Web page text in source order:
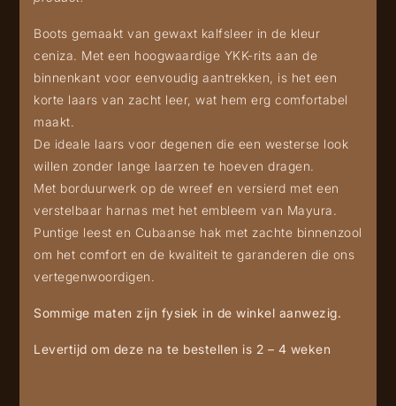
Boots gemaakt van gewaxt kalfsleer in de kleur
ceniza. Met een hoogwaardige YKK-rits aan de
binnenkant voor eenvoudig aantrekken, is het een
korte laars van zacht leer, wat hem erg comfortabel
maakt.
De ideale laars voor degenen die een westerse look
willen zonder lange laarzen te hoeven dragen.
Met borduurwerk op de wreef en versierd met een
verstelbaar harnas met het embleem van Mayura.
Puntige leest en Cubaanse hak met zachte binnenzool
om het comfort en de kwaliteit te garanderen die ons
vertegenwoordigen.
Sommige maten zijn fysiek in de winkel aanwezig.
Levertijd om deze na te bestellen is 2 – 4 weken